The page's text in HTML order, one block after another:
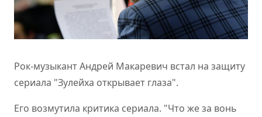
Рок-музыкант Андрей Макаревич встал на защиту
сериала "Зулейха открывает глаза".
Его возмутила критика сериала. "Что же за вонь